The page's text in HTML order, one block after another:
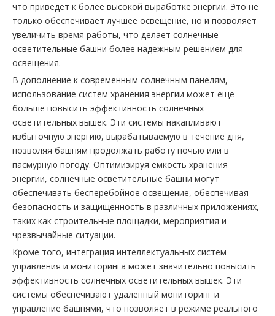
что приведет к более высокой выработке энергии. Это не
только обеспечивает лучшее освещение, но и позволяет
увеличить время работы, что делает солнечные
осветительные башни более надежным решением для
освещения.
В дополнение к современным солнечным панелям,
использование систем хранения энергии может еще
больше повысить эффективность солнечных
осветительных вышек. Эти системы накапливают
избыточную энергию, вырабатываемую в течение дня,
позволяя башням продолжать работу ночью или в
пасмурную погоду. Оптимизируя емкость хранения
энергии, солнечные осветительные башни могут
обеспечивать бесперебойное освещение, обеспечивая
безопасность и защищенность в различных приложениях,
таких как строительные площадки, мероприятия и
чрезвычайные ситуации.
Кроме того, интеграция интеллектуальных систем
управления и мониторинга может значительно повысить
эффективность солнечных осветительных вышек. Эти
системы обеспечивают удаленный мониторинг и
управление башнями, что позволяет в режиме реального